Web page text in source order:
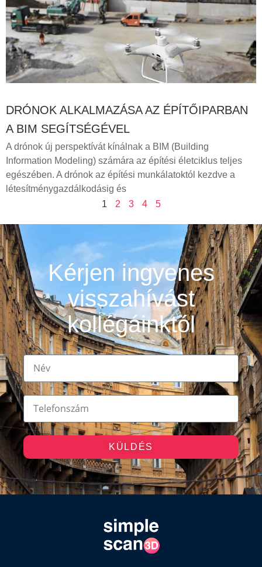
DRÓNOK ALKALMAZÁSA AZ ÉPÍTŐIPARBAN
A BIM SEGÍTSÉGÉVEL
A drónok új perspektívát kínálnak a BIM (Building
Information Modeling) számára az építési életciklus teljes
egészében. A drónok az építési munkálatoktól kezdve a
létesítménygazdálkodásig és
1
2 3 4 5
Kérjen ingyenes
visszahívást
kollégáinktól
KÜLDÉS